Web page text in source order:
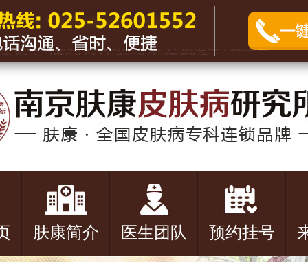
肤康简介 医生团队 预约挂号